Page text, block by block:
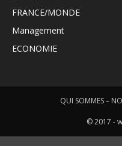
FRANCE/MONDE
Management
ECONOMIE
QUI SOMMES –
© 2017 -